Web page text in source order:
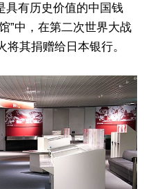
具有历史价值的中国钱
”中，在第二次世界大战
其捐赠给日本银行。